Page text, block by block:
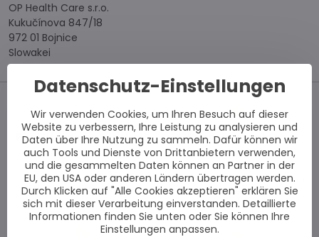
OP Health Care s.r.o.
Kukučínova 847/18
972 01 Bojnice
Slowakei
Für Vitiligo entwickelt
Unsere Produkte
erfüllen höchste
EU-Qualitätsstandards.
Dermatologisch
getestet
Unsere Produkte wurden von
führenden Dermatologen
getestet und empfohlen.
Datenschutz-Einstellungen
Wir verwenden Cookies, um Ihren Besuch auf dieser
Website zu verbessern, Ihre Leistung zu analysieren und
Daten über Ihre Nutzung zu sammeln. Dafür können wir
auch Tools und Dienste von Drittanbietern verwenden,
und die gesammelten Daten können an Partner in der
EU, den USA oder anderen Ländern übertragen werden.
Durch Klicken auf "Alle Cookies akzeptieren" erklären Sie
sich mit dieser Verarbeitung einverstanden. Detaillierte
Informationen finden Sie unten oder Sie können Ihre
Einstellungen anpassen.